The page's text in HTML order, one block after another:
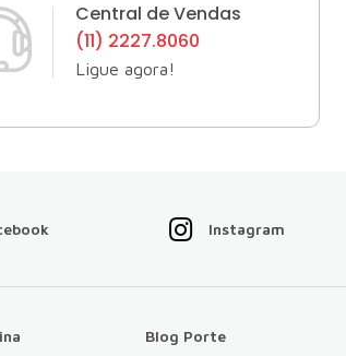
Central de Vendas
(11) 2227.8060
Ligue agora!
Instagram
Blog Porte